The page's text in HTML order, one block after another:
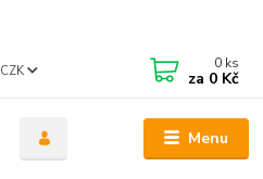
Menu
CZK 0 ks
za 0 Kč